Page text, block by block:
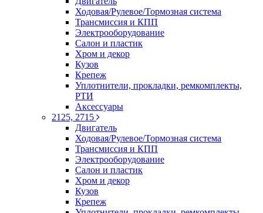
Ходовая/Рулевое/Тормозная система
Трансмиссия и КПП
Электрооборудование
Салон и пластик
Хром и декор
Кузов
Крепеж
Уплотнители, прокладки, ремкомплекты,
РТИ
Аксессуары
2125, 2715
Двигатель
Ходовая/Рулевое/Тормозная система
Трансмиссия и КПП
Электрооборудование
Салон и пластик
Хром и декор
Кузов
Крепеж